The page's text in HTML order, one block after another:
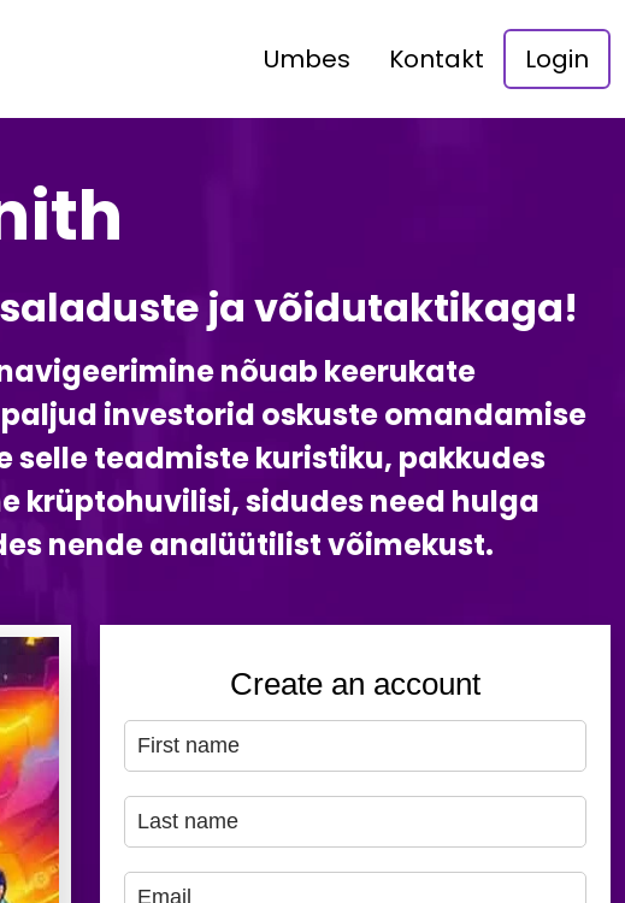
Umbes Kontakt Login
ja võidutaktikaga!
nõuab keerukate
investorid oskuste omandamise
selle teadmiste kuristiku, pakkudes
krüptohuvilisi, sidudes need hulga
nende analüütilist võimekust.